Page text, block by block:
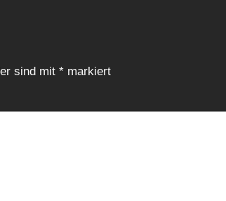
sind mit * markiert